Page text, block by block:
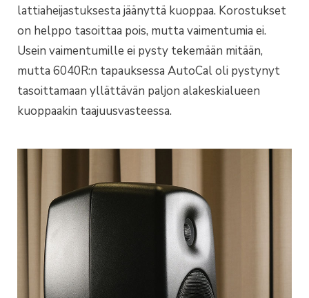
lattiaheijastuksesta jäänyttä kuoppaa. Korostukset
on helppo tasoittaa pois, mutta vaimentumia ei.
Usein vaimentumille ei pysty tekemään mitään,
mutta 6040R:n tapauksessa AutoCal oli pystynyt
tasoittamaan yllättävän paljon alakeskialueen
kuoppaakin taajuusvasteessa.